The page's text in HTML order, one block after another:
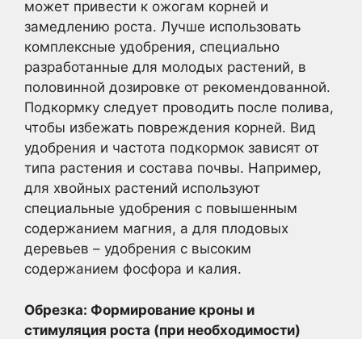
может привести к ожогам корней и
замедлению роста. Лучше использовать
комплексные удобрения, специально
разработанные для молодых растений, в
половинной дозировке от рекомендованной.
Подкормку следует проводить после полива,
чтобы избежать повреждения корней. Вид
удобрения и частота подкормок зависят от
типа растения и состава почвы. Например,
для хвойных растений используют
специальные удобрения с повышенным
содержанием магния, а для плодовых
деревьев – удобрения с высоким
содержанием фосфора и калия.
Обрезка: Формирование кроны и
стимуляция роста (при необходимости)